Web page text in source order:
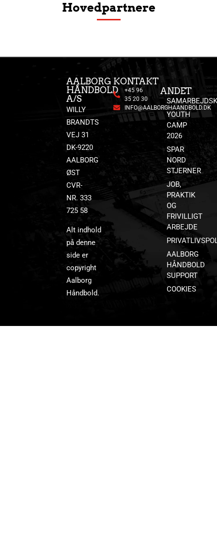
Hovedpartnere
AALBORG
HÅNDBOLD
A/S
WILLY
BRANDTS
VEJ 31
DK-9220
AALBORG
ØST
CVR-
NR. 333
725 58
Alt indhold
på denne
side er
copyright
Aalborg
Håndbold.
KONTAKT
+45 96
35 20 30
INFO@AALBORGHAANDBOLD.DK
ANDET
YOUTH
CAMP
2026
SPAR
NORD
STJERNER
JOB,
PRAKTIK
OG
FRIVILLIGT
ARBEJDE
AALBORG
HÅNDBOLD
SUPPORT
COOKIES